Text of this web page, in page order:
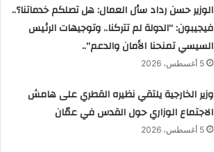
الوزير حسن رداد سأل العمال: هل تصلكم خدماتنا؟..
فيجيبون: “الدولة لم تتركنا.. وتوجيهات الرئيس
السيسي تمنحنا الأمان والدعم”..
5 أغسطس، 2026
وزير الخارجية يلتقي نظيره القطري على هامش
الاجتماع الوزاري حول القدس في عمّان
5 أغسطس، 2026